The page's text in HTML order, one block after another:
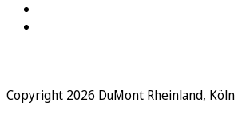
Copyright 2026 DuMont Rheinland, Köln